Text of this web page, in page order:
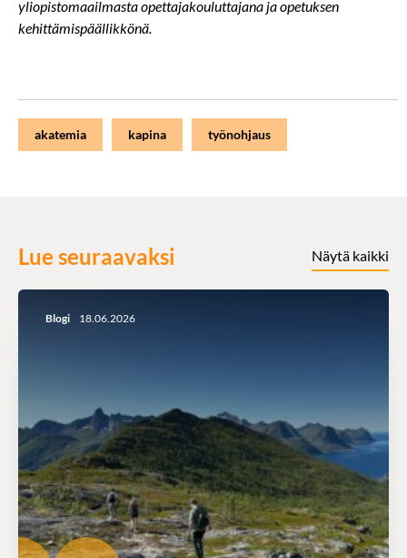
yliopistomaailmasta opettajakouluttajana ja opetuksen
kehittämispäällikkönä.
akatemia kapina työnohjaus
Lue seuraavaksi Näytä kaikki
Blogi 18.06.2026